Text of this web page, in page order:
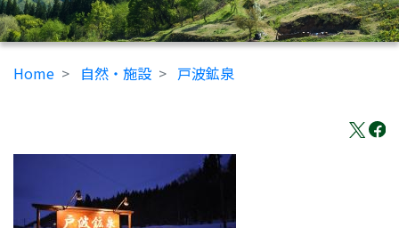
Home 自然・施設 戸波鉱泉